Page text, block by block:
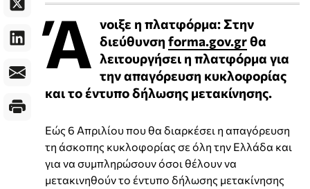
Ά νοιξε η πλατφόρμα: Στην
διεύθυνση forma.gov.grθα
λειτουργήσει η πλατφόρμα για
την απαγόρευση κυκλοφορίας
και το έντυπο δήλωσης μετακίνησης.
Εώς 6 Απριλίου που θα διαρκέσει η απαγόρευση
τη άσκοπης κυκλοφορίας σε όλη την Ελλάδα και
για να συμπληρώσουν όσοι θέλουν να
μετακινηθούν το έντυπο δήλωσης μετακίνησης